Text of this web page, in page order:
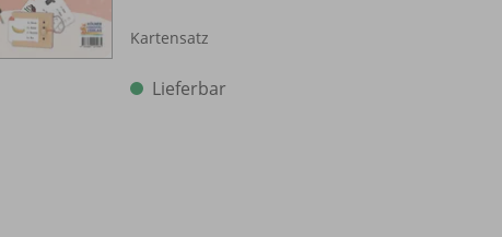
Kartensatz
Lieferbar